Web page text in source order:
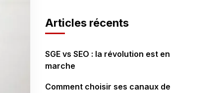
Articles récents
SGE vs SEO : la révolution est en
marche
Comment choisir ses canaux de